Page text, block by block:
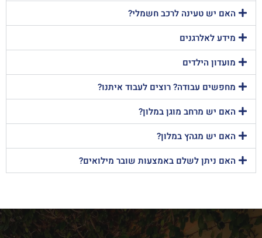
האם יש טעינה לרכב חשמלי?
מידע לאלרגנים
מועדון הילדים
מחפשים עבודה? רוצים לעבוד איתנו?
האם יש מרחב מוגן במלון?
האם יש מגהץ במלון?
האם ניתן לשלם באמצעות שובר מילואים?